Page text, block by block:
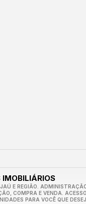
IMOBILIÁRIOS
E REGIÃO.
COMPRA E VENDA. ACESSO
PARA VOCÊ QUE